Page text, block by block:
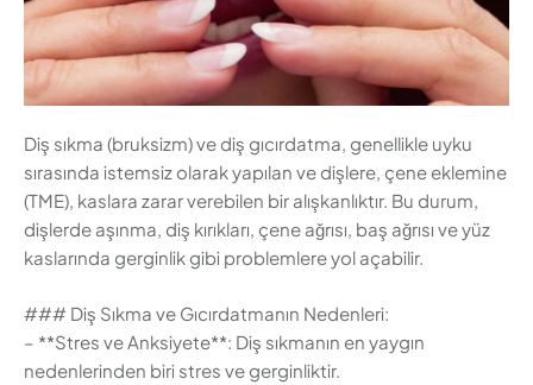
Diş sıkma (bruksizm) ve diş gıcırdatma, genellikle uyku
sırasında istemsiz olarak yapılan ve dişlere, çene eklemine
(TME), kaslara zarar verebilen bir alışkanlıktır. Bu durum,
dişlerde aşınma, diş kırıkları, çene ağrısı, baş ağrısı ve yüz
kaslarında gerginlik gibi problemlere yol açabilir.
### Diş Sıkma ve Gıcırdatmanın Nedenleri:
– **Stres ve Anksiyete**: Diş sıkmanın en yaygın
nedenlerinden biri stres ve gerginliktir.